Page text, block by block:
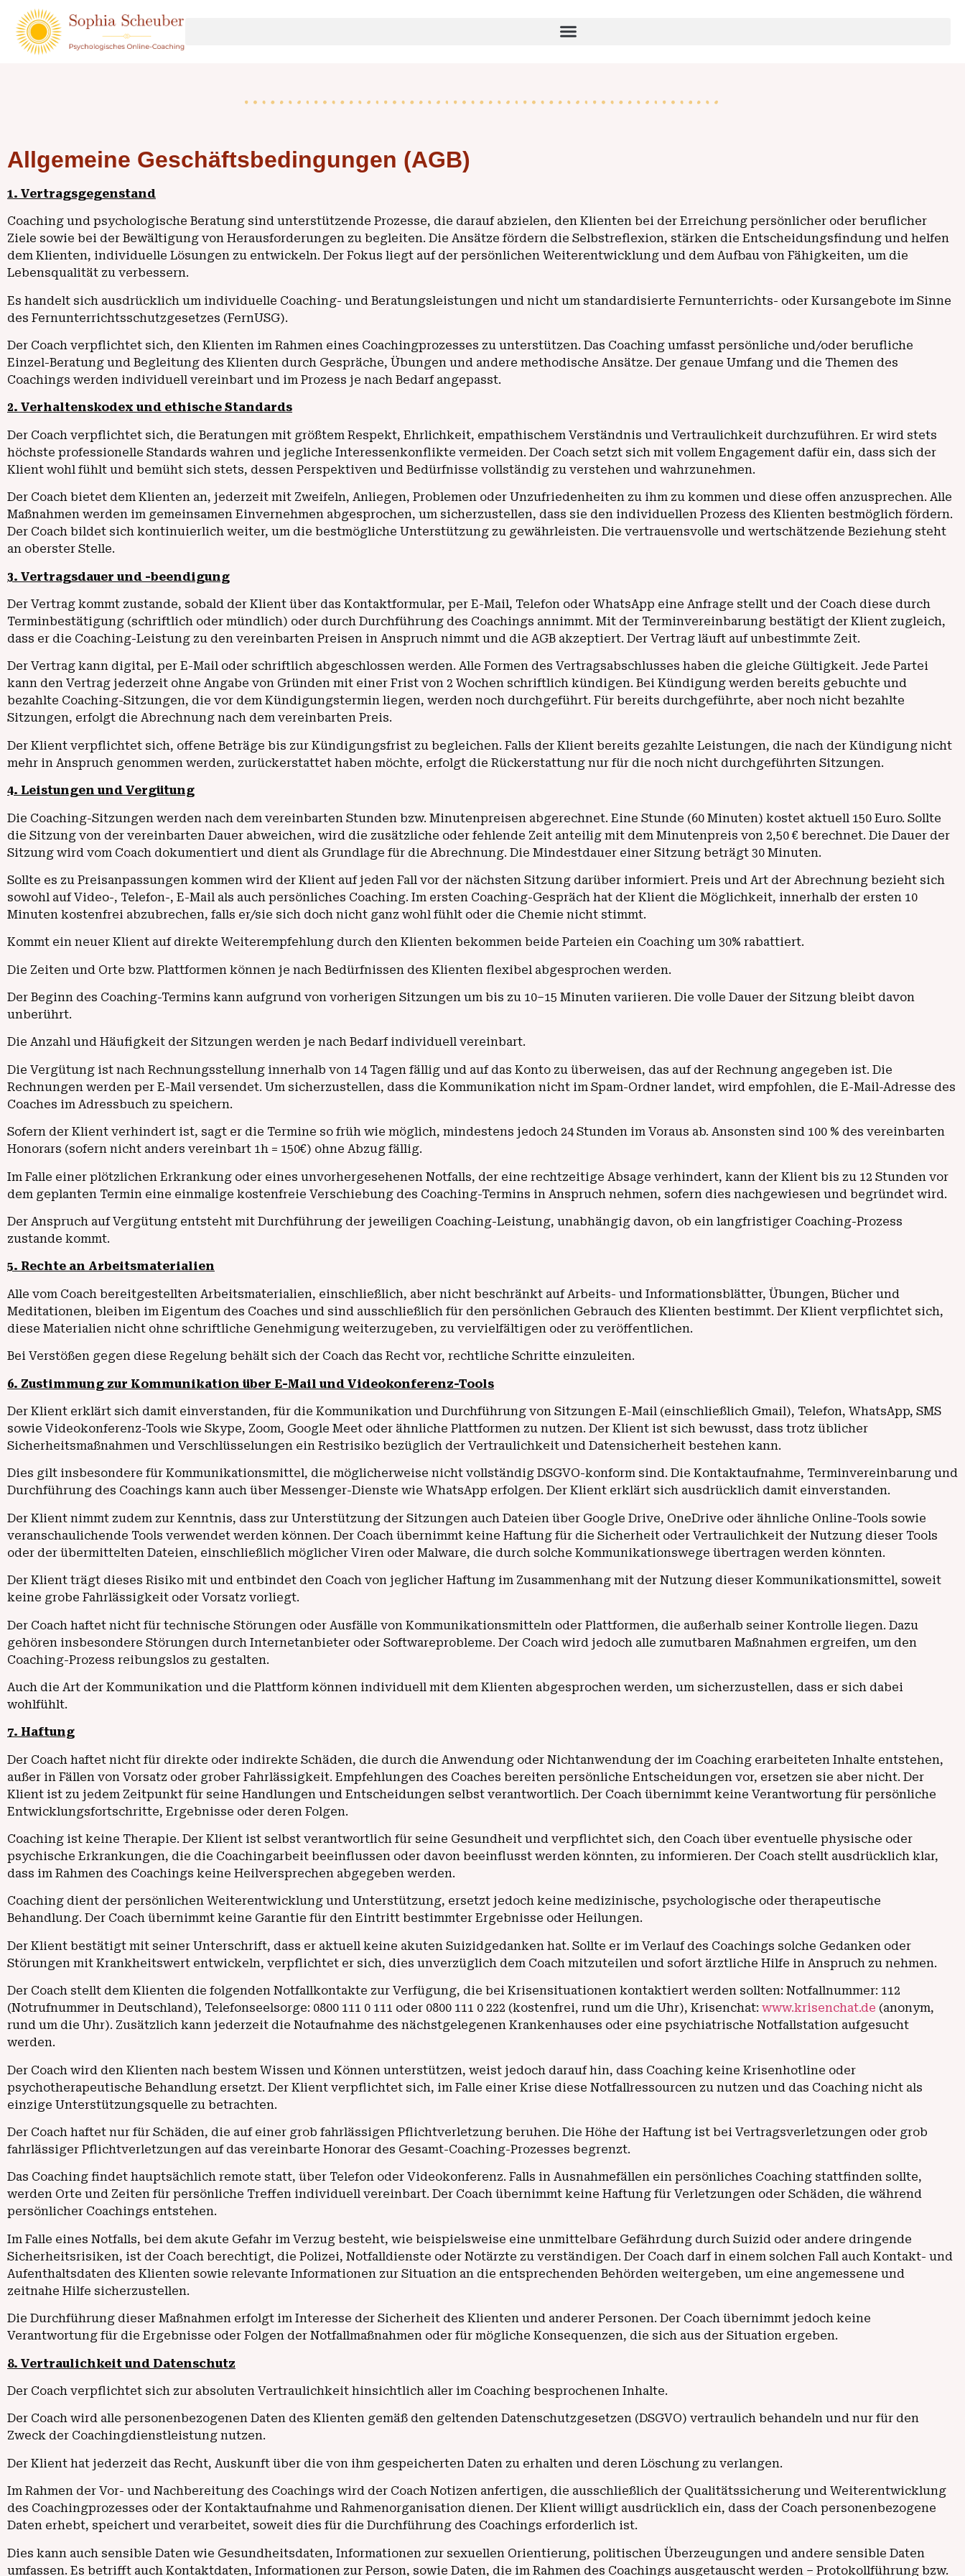
Allgemeine Geschäftsbedingungen (AGB)
1. Vertragsgegenstand
Coaching und psychologische Beratung sind unterstützende Prozesse, die darauf abzielen, den Klienten bei der Erreichung persönlicher oder beruflicher
Ziele sowie bei der Bewältigung von Herausforderungen zu begleiten. Die Ansätze fördern die Selbstreflexion, stärken die Entscheidungsfindung und helfen
dem Klienten, individuelle Lösungen zu entwickeln. Der Fokus liegt auf der persönlichen Weiterentwicklung und dem Aufbau von Fähigkeiten, um die
Lebensqualität zu verbessern.
Es handelt sich ausdrücklich um individuelle Coaching- und Beratungsleistungen und nicht um standardisierte Fernunterrichts- oder Kursangebote im Sinne
des Fernunterrichtsschutzgesetzes (FernUSG).
Der Coach verpflichtet sich, den Klienten im Rahmen eines Coachingprozesses zu unterstützen. Das Coaching umfasst persönliche und/oder berufliche
Einzel-Beratung und Begleitung des Klienten durch Gespräche, Übungen und andere methodische Ansätze. Der genaue Umfang und die Themen des
Coachings werden individuell vereinbart und im Prozess je nach Bedarf angepasst.
2. Verhaltenskodex und ethische Standards
Der Coach verpflichtet sich, die Beratungen mit größtem Respekt, Ehrlichkeit, empathischem Verständnis und Vertraulichkeit durchzuführen. Er wird stets
höchste professionelle Standards wahren und jegliche Interessenkonflikte vermeiden. Der Coach setzt sich mit vollem Engagement dafür ein, dass sich der
Klient wohl fühlt und bemüht sich stets, dessen Perspektiven und Bedürfnisse vollständig zu verstehen und wahrzunehmen.
Der Coach bietet dem Klienten an, jederzeit mit Zweifeln, Anliegen, Problemen oder Unzufriedenheiten zu ihm zu kommen und diese offen anzusprechen. Alle
Maßnahmen werden im gemeinsamen Einvernehmen abgesprochen, um sicherzustellen, dass sie den individuellen Prozess des Klienten bestmöglich fördern.
Der Coach bildet sich kontinuierlich weiter, um die bestmögliche Unterstützung zu gewährleisten. Die vertrauensvolle und wertschätzende Beziehung steht
an oberster Stelle.
3. Vertragsdauer und -beendigung
Der Vertrag kommt zustande, sobald der Klient über das Kontaktformular, per E-Mail, Telefon oder WhatsApp eine Anfrage stellt und der Coach diese durch
Terminbestätigung (schriftlich oder mündlich) oder durch Durchführung des Coachings annimmt. Mit der Terminvereinbarung bestätigt der Klient zugleich,
dass er die Coaching-Leistung zu den vereinbarten Preisen in Anspruch nimmt und die AGB akzeptiert. Der Vertrag läuft auf unbestimmte Zeit.
Der Vertrag kann digital, per E-Mail oder schriftlich abgeschlossen werden. Alle Formen des Vertragsabschlusses haben die gleiche Gültigkeit. Jede Partei
kann den Vertrag jederzeit ohne Angabe von Gründen mit einer Frist von 2 Wochen schriftlich kündigen. Bei Kündigung werden bereits gebuchte und
bezahlte Coaching-Sitzungen, die vor dem Kündigungstermin liegen, werden noch durchgeführt. Für bereits durchgeführte, aber noch nicht bezahlte
Sitzungen, erfolgt die Abrechnung nach dem vereinbarten Preis.
Der Klient verpflichtet sich, offene Beträge bis zur Kündigungsfrist zu begleichen. Falls der Klient bereits gezahlte Leistungen, die nach der Kündigung nicht
mehr in Anspruch genommen werden, zurückerstattet haben möchte, erfolgt die Rückerstattung nur für die noch nicht durchgeführten Sitzungen.
4. Leistungen und Vergütung
Die Coaching-Sitzungen werden nach dem vereinbarten Stunden bzw. Minutenpreisen abgerechnet. Eine Stunde (60 Minuten) kostet aktuell 150 Euro. Sollte
die Sitzung von der vereinbarten Dauer abweichen, wird die zusätzliche oder fehlende Zeit anteilig mit dem Minutenpreis von 2,50 € berechnet. Die Dauer der
Sitzung wird vom Coach dokumentiert und dient als Grundlage für die Abrechnung. Die Mindestdauer einer Sitzung beträgt 30 Minuten.
Sollte es zu Preisanpassungen kommen wird der Klient auf jeden Fall vor der nächsten Sitzung darüber informiert. Preis und Art der Abrechnung bezieht sich
sowohl auf Video-, Telefon-, E-Mail als auch persönliches Coaching. Im ersten Coaching-Gespräch hat der Klient die Möglichkeit, innerhalb der ersten 10
Minuten kostenfrei abzubrechen, falls er/sie sich doch nicht ganz wohl fühlt oder die Chemie nicht stimmt.
Kommt ein neuer Klient auf direkte Weiterempfehlung durch den Klienten bekommen beide Parteien ein Coaching um 30% rabattiert.
Die Zeiten und Orte bzw. Plattformen können je nach Bedürfnissen des Klienten flexibel abgesprochen werden.
Der Beginn des Coaching-Termins kann aufgrund von vorherigen Sitzungen um bis zu 10–15 Minuten variieren. Die volle Dauer der Sitzung bleibt davon
unberührt.
Die Anzahl und Häufigkeit der Sitzungen werden je nach Bedarf individuell vereinbart.
Die Vergütung ist nach Rechnungsstellung innerhalb von 14 Tagen fällig und auf das Konto zu überweisen, das auf der Rechnung angegeben ist. Die
Rechnungen werden per E-Mail versendet. Um sicherzustellen, dass die Kommunikation nicht im Spam-Ordner landet, wird empfohlen, die E-Mail-Adresse des
Coaches im Adressbuch zu speichern.
Sofern der Klient verhindert ist, sagt er die Termine so früh wie möglich, mindestens jedoch 24 Stunden im Voraus ab. Ansonsten sind 100 % des vereinbarten
Honorars (sofern nicht anders vereinbart 1h = 150€) ohne Abzug fällig.
Im Falle einer plötzlichen Erkrankung oder eines unvorhergesehenen Notfalls, der eine rechtzeitige Absage verhindert, kann der Klient bis zu 12 Stunden vor
dem geplanten Termin eine einmalige kostenfreie Verschiebung des Coaching-Termins in Anspruch nehmen, sofern dies nachgewiesen und begründet wird.
Der Anspruch auf Vergütung entsteht mit Durchführung der jeweiligen Coaching-Leistung, unabhängig davon, ob ein langfristiger Coaching-Prozess
zustande kommt.
5. Rechte an Arbeitsmaterialien
Alle vom Coach bereitgestellten Arbeitsmaterialien, einschließlich, aber nicht beschränkt auf Arbeits- und Informationsblätter, Übungen, Bücher und
Meditationen, bleiben im Eigentum des Coaches und sind ausschließlich für den persönlichen Gebrauch des Klienten bestimmt. Der Klient verpflichtet sich,
diese Materialien nicht ohne schriftliche Genehmigung weiterzugeben, zu vervielfältigen oder zu veröffentlichen.
Bei Verstößen gegen diese Regelung behält sich der Coach das Recht vor, rechtliche Schritte einzuleiten.
6. Zustimmung zur Kommunikation über E-Mail und Videokonferenz-Tools
Der Klient erklärt sich damit einverstanden, für die Kommunikation und Durchführung von Sitzungen E-Mail (einschließlich Gmail), Telefon, WhatsApp, SMS
sowie Videokonferenz-Tools wie Skype, Zoom, Google Meet oder ähnliche Plattformen zu nutzen. Der Klient ist sich bewusst, dass trotz üblicher
Sicherheitsmaßnahmen und Verschlüsselungen ein Restrisiko bezüglich der Vertraulichkeit und Datensicherheit bestehen kann.
Dies gilt insbesondere für Kommunikationsmittel, die möglicherweise nicht vollständig DSGVO-konform sind. Die Kontaktaufnahme, Terminvereinbarung und
Durchführung des Coachings kann auch über Messenger-Dienste wie WhatsApp erfolgen. Der Klient erklärt sich ausdrücklich damit einverstanden.
Der Klient nimmt zudem zur Kenntnis, dass zur Unterstützung der Sitzungen auch Dateien über Google Drive, OneDrive oder ähnliche Online-Tools sowie
veranschaulichende Tools verwendet werden können. Der Coach übernimmt keine Haftung für die Sicherheit oder Vertraulichkeit der Nutzung dieser Tools
oder der übermittelten Dateien, einschließlich möglicher Viren oder Malware, die durch solche Kommunikationswege übertragen werden könnten.
Der Klient trägt dieses Risiko mit und entbindet den Coach von jeglicher Haftung im Zusammenhang mit der Nutzung dieser Kommunikationsmittel, soweit
keine grobe Fahrlässigkeit oder Vorsatz vorliegt.
Der Coach haftet nicht für technische Störungen oder Ausfälle von Kommunikationsmitteln oder Plattformen, die außerhalb seiner Kontrolle liegen. Dazu
gehören insbesondere Störungen durch Internetanbieter oder Softwareprobleme. Der Coach wird jedoch alle zumutbaren Maßnahmen ergreifen, um den
Coaching-Prozess reibungslos zu gestalten.
Auch die Art der Kommunikation und die Plattform können individuell mit dem Klienten abgesprochen werden, um sicherzustellen, dass er sich dabei
wohlfühlt.
7. Haftung
Der Coach haftet nicht für direkte oder indirekte Schäden, die durch die Anwendung oder Nichtanwendung der im Coaching erarbeiteten Inhalte entstehen,
außer in Fällen von Vorsatz oder grober Fahrlässigkeit. Empfehlungen des Coaches bereiten persönliche Entscheidungen vor, ersetzen sie aber nicht. Der
Klient ist zu jedem Zeitpunkt für seine Handlungen und Entscheidungen selbst verantwortlich. Der Coach übernimmt keine Verantwortung für persönliche
Entwicklungsfortschritte, Ergebnisse oder deren Folgen.
Coaching ist keine Therapie. Der Klient ist selbst verantwortlich für seine Gesundheit und verpflichtet sich, den Coach über eventuelle physische oder
psychische Erkrankungen, die die Coachingarbeit beeinflussen oder davon beeinflusst werden könnten, zu informieren. Der Coach stellt ausdrücklich klar,
dass im Rahmen des Coachings keine Heilversprechen abgegeben werden.
Coaching dient der persönlichen Weiterentwicklung und Unterstützung, ersetzt jedoch keine medizinische, psychologische oder therapeutische
Behandlung. Der Coach übernimmt keine Garantie für den Eintritt bestimmter Ergebnisse oder Heilungen.
Der Klient bestätigt mit seiner Unterschrift, dass er aktuell keine akuten Suizidgedanken hat. Sollte er im Verlauf des Coachings solche Gedanken oder
Störungen mit Krankheitswert entwickeln, verpflichtet er sich, dies unverzüglich dem Coach mitzuteilen und sofort ärztliche Hilfe in Anspruch zu nehmen.
Der Coach stellt dem Klienten die folgenden Notfallkontakte zur Verfügung, die bei Krisensituationen kontaktiert werden sollten: Notfallnummer: 112
(Notrufnummer in Deutschland), Telefonseelsorge: 0800 111 0 111 oder 0800 111 0 222 (kostenfrei, rund um die Uhr), Krisenchat: www.krisenchat.de (anonym,
rund um die Uhr). Zusätzlich kann jederzeit die Notaufnahme des nächstgelegenen Krankenhauses oder eine psychiatrische Notfallstation aufgesucht
werden.
Der Coach wird den Klienten nach bestem Wissen und Können unterstützen, weist jedoch darauf hin, dass Coaching keine Krisenhotline oder
psychotherapeutische Behandlung ersetzt. Der Klient verpflichtet sich, im Falle einer Krise diese Notfallressourcen zu nutzen und das Coaching nicht als
einzige Unterstützungsquelle zu betrachten.
Der Coach haftet nur für Schäden, die auf einer grob fahrlässigen Pflichtverletzung beruhen. Die Höhe der Haftung ist bei Vertragsverletzungen oder grob
fahrlässiger Pflichtverletzungen auf das vereinbarte Honorar des Gesamt-Coaching-Prozesses begrenzt.
Das Coaching findet hauptsächlich remote statt, über Telefon oder Videokonferenz. Falls in Ausnahmefällen ein persönliches Coaching stattfinden sollte,
werden Orte und Zeiten für persönliche Treffen individuell vereinbart. Der Coach übernimmt keine Haftung für Verletzungen oder Schäden, die während
persönlicher Coachings entstehen.
Im Falle eines Notfalls, bei dem akute Gefahr im Verzug besteht, wie beispielsweise eine unmittelbare Gefährdung durch Suizid oder andere dringende
Sicherheitsrisiken, ist der Coach berechtigt, die Polizei, Notfalldienste oder Notärzte zu verständigen. Der Coach darf in einem solchen Fall auch Kontakt- und
Aufenthaltsdaten des Klienten sowie relevante Informationen zur Situation an die entsprechenden Behörden weitergeben, um eine angemessene und
zeitnahe Hilfe sicherzustellen.
Die Durchführung dieser Maßnahmen erfolgt im Interesse der Sicherheit des Klienten und anderer Personen. Der Coach übernimmt jedoch keine
Verantwortung für die Ergebnisse oder Folgen der Notfallmaßnahmen oder für mögliche Konsequenzen, die sich aus der Situation ergeben.
8. Vertraulichkeit und Datenschutz
Der Coach verpflichtet sich zur absoluten Vertraulichkeit hinsichtlich aller im Coaching besprochenen Inhalte.
Der Coach wird alle personenbezogenen Daten des Klienten gemäß den geltenden Datenschutzgesetzen (DSGVO) vertraulich behandeln und nur für den
Zweck der Coachingdienstleistung nutzen.
Der Klient hat jederzeit das Recht, Auskunft über die von ihm gespeicherten Daten zu erhalten und deren Löschung zu verlangen.
Im Rahmen der Vor- und Nachbereitung des Coachings wird der Coach Notizen anfertigen, die ausschließlich der Qualitätssicherung und Weiterentwicklung
des Coachingprozesses oder der Kontaktaufnahme und Rahmenorganisation dienen. Der Klient willigt ausdrücklich ein, dass der Coach personenbezogene
Daten erhebt, speichert und verarbeitet, soweit dies für die Durchführung des Coachings erforderlich ist.
Dies kann auch sensible Daten wie Gesundheitsdaten, Informationen zur sexuellen Orientierung, politischen Überzeugungen und andere sensible Daten
umfassen. Es betrifft auch Kontaktdaten, Informationen zur Person, sowie Daten, die im Rahmen des Coachings ausgetauscht werden – Protokollführung bzw.